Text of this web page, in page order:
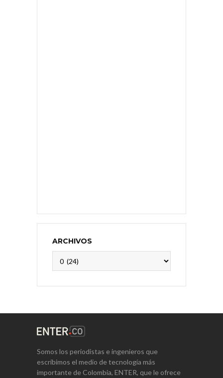
ARCHIVOS
Somos los periodistas e ingenieros que
escribimos el medio de tecnología más
importante de Colombia, ENTER, que le ofrece